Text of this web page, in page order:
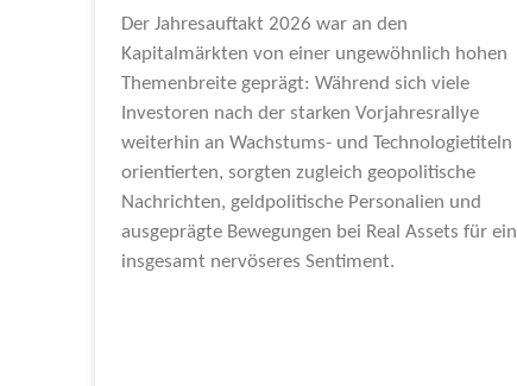
Der Jahresauftakt 2026 war an den
Kapitalmärkten von einer ungewöhnlich hohen
Themenbreite geprägt: Während sich viele
Investoren nach der starken Vorjahresrallye
weiterhin an Wachstums- und Technologietiteln
orientierten, sorgten zugleich geopolitische
Nachrichten, geldpolitische Personalien und
ausgeprägte Bewegungen bei Real Assets für ein
insgesamt nervöseres Sentiment.